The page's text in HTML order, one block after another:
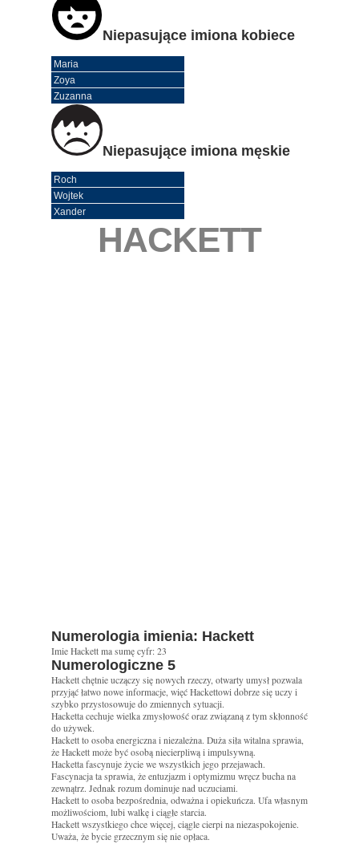
Niepasujące imiona kobiece
Maria
Zoya
Zuzanna
Niepasujące imiona męskie
Roch
Wojtek
Xander
HACKETT
Numerologia imienia: Hackett
Imie Hackett ma sumę cyfr: 23
Numerologiczne 5
Hackett chętnie uczączy się nowych rzeczy, otwarty umysł pozwala
przyjąć łatwo nowe informacje, więć Hackettowi dobrze się uczy i
szybko przystosowuje do zmiennych sytuacji.
Hacketta cechuje wielka zmysłowość oraz związaną z tym skłonność
do używek.
Hackett to osoba energiczna i niezależna. Duża siła witalna sprawia,
że Hackett może być osobą niecierpliwą i impulsywną.
Hacketta fascynuje życie we wszystkich jego przejawach.
Fascynacja ta sprawia, że entuzjazm i optymizmu wręcz bucha na
zewnątrz. Jednak rozum dominuje nad uczuciami.
Hackett to osoba bezpośrednia, odważna i opiekuńcza. Ufa własnym
możliwościom, lubi walkę i ciągłe starcia.
Hackett wszystkiego chce więcej, ciągle cierpi na niezaspokojenie.
Uważa, że bycie grzecznym się nie opłaca.